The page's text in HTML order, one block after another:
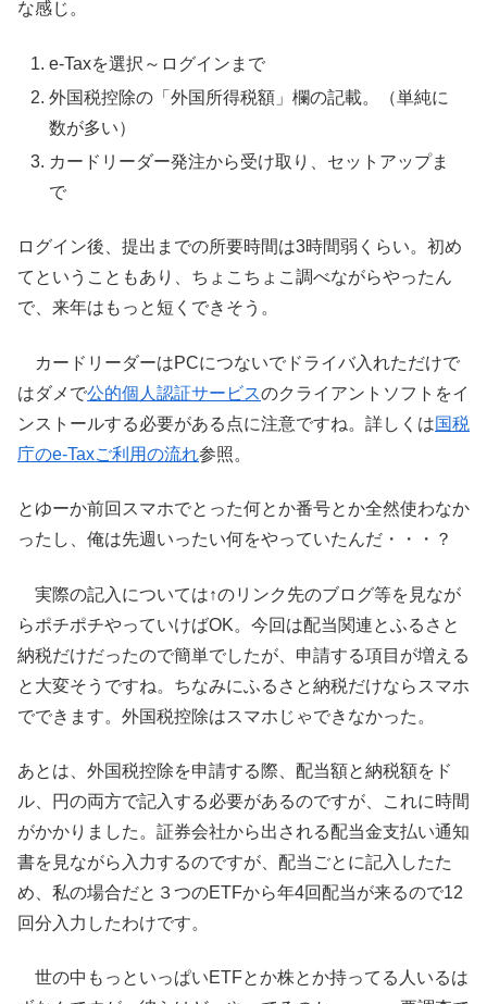
な感じ。
e-Taxを選択～ログインまで
外国税控除の「外国所得税額」欄の記載。（単純に
数が多い）
カードリーダー発注から受け取り、セットアップま
で
ログイン後、提出までの所要時間は3時間弱くらい。初め
てということもあり、ちょこちょこ調べながらやったん
で、来年はもっと短くできそう。
カードリーダーはPCにつないでドライバ入れただけで
はダメで公的個人認証サービスのクライアントソフトをイ
ンストールする必要がある点に注意ですね。詳しくは国税
庁のe-Taxご利用の流れ参照。
とゆーか前回スマホでとった何とか番号とか全然使わなか
ったし、俺は先週いったい何をやっていたんだ・・・？
実際の記入については↑のリンク先のブログ等を見なが
らポチポチやっていけばOK。今回は配当関連とふるさと
納税だけだったので簡単でしたが、申請する項目が増える
と大変そうですね。ちなみにふるさと納税だけならスマホ
でできます。外国税控除はスマホじゃできなかった。
あとは、外国税控除を申請する際、配当額と納税額をド
ル、円の両方で記入する必要があるのですが、これに時間
がかかりました。証券会社から出される配当金支払い通知
書を見ながら入力するのですが、配当ごとに記入したた
め、私の場合だと３つのETFから年4回配当が来るので12
回分入力したわけです。
世の中もっといっぱいETFとか株とか持ってる人いるは